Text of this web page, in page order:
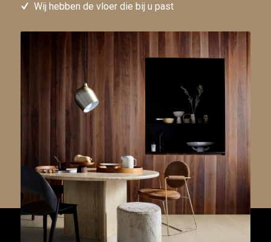
Wij hebben de vloer die bij u past